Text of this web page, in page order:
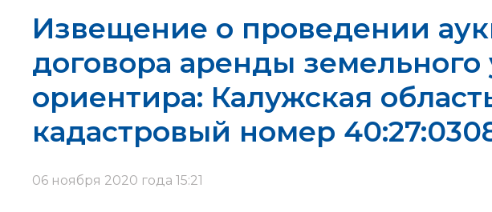
Извещение о проведении
договора аренды земельного
ориентира: Калужская
кадастровый номер
06 ноября 2020 года 15:21